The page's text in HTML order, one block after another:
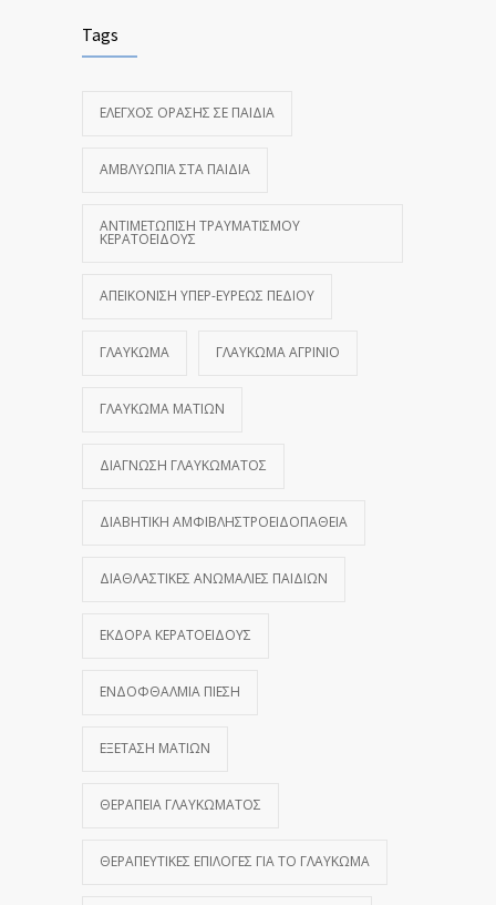
Tags
ΈΛΕΓΧΟΣ ΌΡΑΣΗΣ ΣΕ ΠΑΙΔΙΆ
ΑΜΒΛΥΩΠΊΑ ΣΤΑ ΠΑΙΔΙΆ
ΑΝΤΙΜΕΤΏΠΙΣΗ ΤΡΑΥΜΑΤΙΣΜΟΎ
ΚΕΡΑΤΟΕΙΔΟΎΣ
ΑΠΕΙΚΌΝΙΣΗ ΥΠΕΡ-ΕΥΡΈΩΣ ΠΕΔΊΟΥ
ΓΛΑΎΚΩΜΑ ΓΛΑΎΚΩΜΑ ΑΓΡΊΝΙΟ
ΓΛΑΎΚΩΜΑ ΜΑΤΙΏΝ
ΔΙΆΓΝΩΣΗ ΓΛΑΥΚΏΜΑΤΟΣ
ΔΙΑΒΗΤΙΚΉ ΑΜΦΙΒΛΗΣΤΡΟΕΙΔΟΠΆΘΕΙΑ
ΔΙΑΘΛΑΣΤΙΚΈΣ ΑΝΩΜΑΛΊΕΣ ΠΑΙΔΙΏΝ
ΕΚΔΟΡΆ ΚΕΡΑΤΟΕΙΔΟΎΣ
ΕΝΔΟΦΘΆΛΜΙΑ ΠΊΕΣΗ
ΕΞΈΤΑΣΗ ΜΑΤΙΏΝ
ΘΕΡΑΠΕΊΑ ΓΛΑΥΚΏΜΑΤΟΣ
ΘΕΡΑΠΕΥΤΙΚΈΣ ΕΠΙΛΟΓΈΣ ΓΙΑ ΤΟ ΓΛΑΎΚΩΜΑ